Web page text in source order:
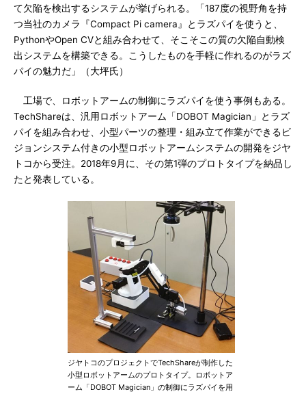
て欠陥を検出するシステムが挙げられる。「187度の視野角を持
つ当社のカメラ『Compact Pi camera』とラズパイを使うと、
PythonやOpen CVと組み合わせて、そこそこの質の欠陥自動検
出システムを構築できる。こうしたものを手軽に作れるのがラズ
パイの魅力だ」（大坪氏）
工場で、ロボットアームの制御にラズパイを使う事例もある。
TechShareは、汎用ロボットアーム「DOBOT Magician」とラズ
パイを組み合わせ、小型パーツの整理・組み立て作業ができるビ
ジョンシステム付きの小型ロボットアームシステムの開発をジヤ
トコから受注。2018年9月に、その第1弾のプロトタイプを納品し
たと発表している。
ジヤトコのプロジェクトでTechShareが制作した
小型ロボットアームのプロトタイプ。ロボットア
ーム「DOBOT Magician」の制御にラズパイを用